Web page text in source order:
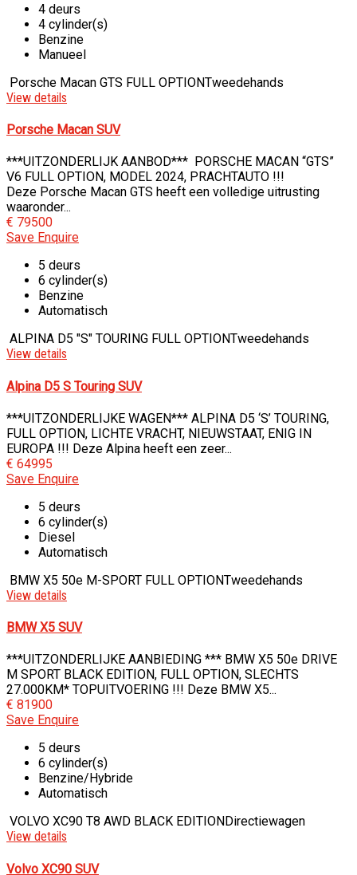
4 deurs
4 cylinder(s)
Benzine
Manueel
Porsche Macan GTS FULL OPTIONTweedehands
View details
Porsche Macan SUV
***UITZONDERLIJK AANBOD*** PORSCHE MACAN “GTS”
V6 FULL OPTION, MODEL 2024, PRACHTAUTO !!!
Deze Porsche Macan GTS heeft een volledige uitrusting
waaronder...
€ 79500
Save Enquire
5 deurs
6 cylinder(s)
Benzine
Automatisch
ALPINA D5 "S" TOURING FULL OPTIONTweedehands
View details
Alpina D5 S Touring SUV
***UITZONDERLIJKE WAGEN*** ALPINA D5 ‘S’ TOURING,
FULL OPTION, LICHTE VRACHT, NIEUWSTAAT, ENIG IN
EUROPA !!! Deze Alpina heeft een zeer...
€ 64995
Save Enquire
5 deurs
6 cylinder(s)
Diesel
Automatisch
BMW X5 50e M-SPORT FULL OPTIONTweedehands
View details
BMW X5 SUV
***UITZONDERLIJKE AANBIEDING *** BMW X5 50e DRIVE
M SPORT BLACK EDITION, FULL OPTION, SLECHTS
27.000KM* TOPUITVOERING !!! Deze BMW X5...
€ 81900
Save Enquire
5 deurs
6 cylinder(s)
Benzine/Hybride
Automatisch
VOLVO XC90 T8 AWD BLACK EDITION Directiewagen
View details
Volvo XC90 SUV